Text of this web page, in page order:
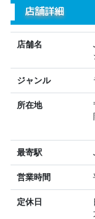
店舗詳細
店舗名
ジャンル
所在地
最寄駅
営業時間
定休日